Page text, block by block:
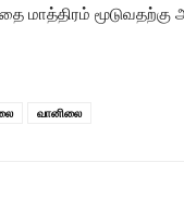
மூடுவதற்கு
வானிலை